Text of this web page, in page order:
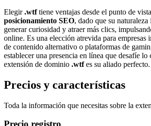
Elegir.wtftiene ventajas desde el punto de
posicionamiento SEO, dado que su naturaleza
generar curiosidad y atraer más clics,
online. Es una elección atrevida para empresas
de contenido alternativo o plataformas de
establecer una presencia en línea que desafíe
extensión de dominio .wtfes su aliado perfecto.
Precios y características
Toda la información que necesitas sobre la
Precio registro